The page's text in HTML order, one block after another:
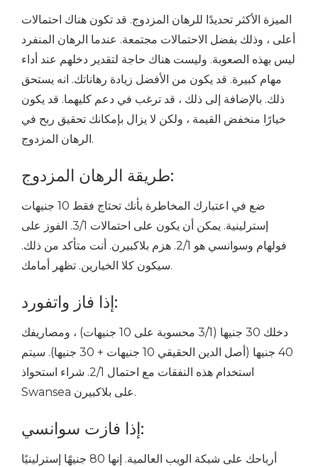
الميزة الأكثر تحديدًا للرهان المزدوج. قد تكون هناك احتمالات
أعلى ، وذلك بفضل الاحتمالات مجتمعة. عندما الرهان المنفرد
ليس بهذه الصعوبة. وليست هناك حاجة لتقدير دخلهم عند أداء
مهام كبيرة. قد يكون من الأفضل زيادة رهاناتك. انه يستحق
ذلك. بالإضافة إلى ذلك ، قد ترغب في دعم كليهما. قد يكون
خيارًا منخفض القيمة ، ولكن لا يزال بإمكانك تحقيق ربح في
الرهان المزدوج.
طريقة الرهان المزدوج:
ضع في اعتبارك المخاطرة بأنك تحتاج فقط 10 جنيهات
إسترلينية. يمكن أن يكون على احتمالات 3/1. الفوز على
فولهام وسوانسي هو 2/1. هزم بلاكبيرن. أنت متأكد من ذلك.
سيكون كلا الخيارين. تظهر أمامك.
إذا فاز واتفورد:
دخلك 30 جنيها (3/1 محسوبة على 10 جنيهات) ، ومصاريفك
40 جنيها (أصل الدين الحقيقي 10 جنيهات + 30 جنيها). سيتم
استخدام هذه النفقات مع احتمال 2/1. شراء استحواذ
Swansea على بلاكبيرن.
إذا فازت سوانسي:
أرباحك على شبكة الويب العالمية. إنها 80 جنيهًا إسترلينيًا